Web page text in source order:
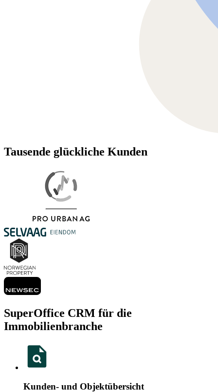
Tausende glückliche Kunden
SuperOffice CRM für die
Immobilienbranche
Kunden- und Objektübersicht